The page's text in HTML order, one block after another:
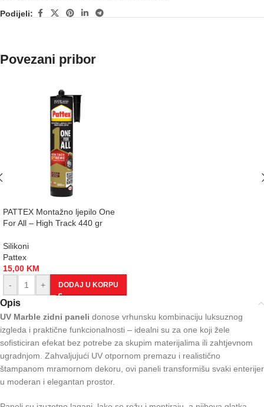
Podijeli:
Povezani pribor
PATTEX Montažno ljepilo One
For All – High Track 440 gr
Silikoni
Pattex
15,00 KM
-
+ DODAJ U KORPU
Opis
UV Marble zidni paneli donose vrhunsku kombinaciju luksuznog
izgleda i praktične funkcionalnosti – idealni su za one koji žele
sofisticiran efekat bez potrebe za skupim materijalima ili zahtjevnom
ugradnjom. Zahvaljujući UV otpornom premazu i realistično
štampanom mramornom dekoru, ovi paneli transformišu svaki enterijer
u moderan i elegantan prostor.